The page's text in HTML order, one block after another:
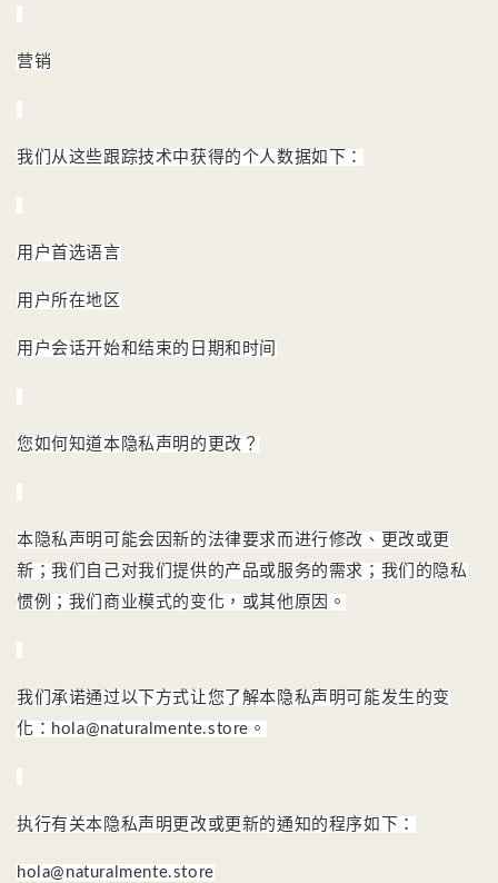
营销
我们从这些跟踪技术中获得的个人数据如下：
用户首选语言
用户所在地区
用户会话开始和结束的日期和时间
您如何知道本隐私声明的更改？
本隐私声明可能会因新的法律要求而进行修改、更改或更
新；我们自己对我们提供的产品或服务的需求； 我们的隐私
惯例； 我们商业模式的变化，或其他原因。
我们承诺通过以下方式让您了解本隐私声明可能发生的变
化：hola@naturalmente.store。
执行有关本隐私声明更改或更新的通知的程序如下：
hola@naturalmente.store